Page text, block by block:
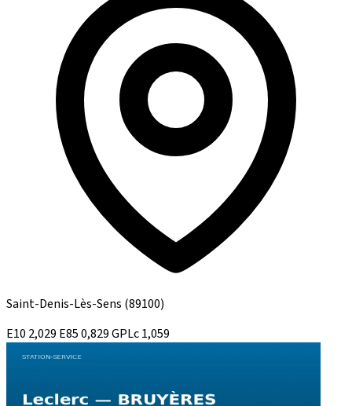
Saint-Denis-Lès-Sens (89100)
E10 2,029 E850,829GPLc1,059